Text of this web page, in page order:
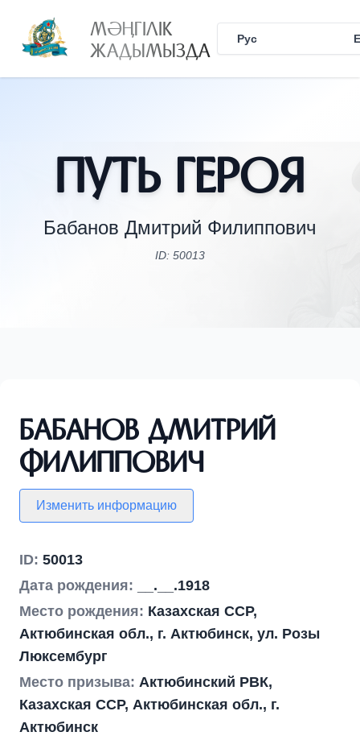
МӘҢГІЛІК
ЖАДЫМЫЗДА Рус
Путь Героя
Бабанов Дмитрий Филиппович
ID: 50013
Бабанов Дмитрий
Филиппович
Изменить информацию
ID: 50013
Дата рождения:
__.__.1918
Место рождения: Казахская ССР,
Актюбинская обл., г. Актюбинск, ул. Розы
Люксембург
Место призыва: Актюбинский РВК,
Казахская ССР, Актюбинская обл., г.
Актюбинск